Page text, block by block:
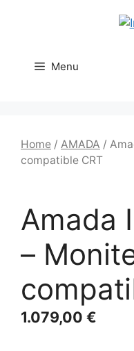
Menu
Home / AMADA /
compatible CRT
Amada
–
1.079,00 €